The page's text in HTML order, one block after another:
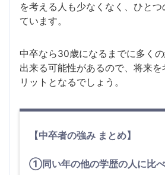
を考える人も少なくなく、ひと
ています。
中卒なら30歳になるまでに多く
出来る可能性があるので、将来を
リットとなるでしょう。
【中卒者の強み まとめ】
①同い年の他の学歴の人に比